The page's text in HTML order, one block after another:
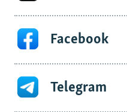
Facebook
Telegram